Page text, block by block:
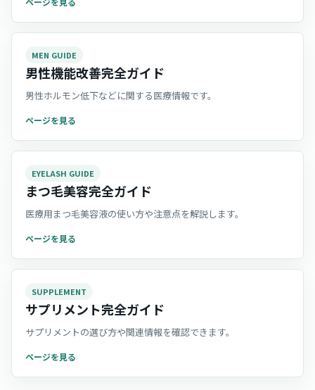
MEN GUIDE
男性機能改善完全ガイド
男性ホルモン低下などに関する医療情報です。
ページを見る
EYELASH GUIDE
まつ毛美容完全ガイド
医療用まつ毛美容液の使い方や注意点を解説します。
ページを見る
SUPPLEMENT
サプリメント完全ガイド
サプリメントの選び方や関連情報を確認できます。
ページを見る